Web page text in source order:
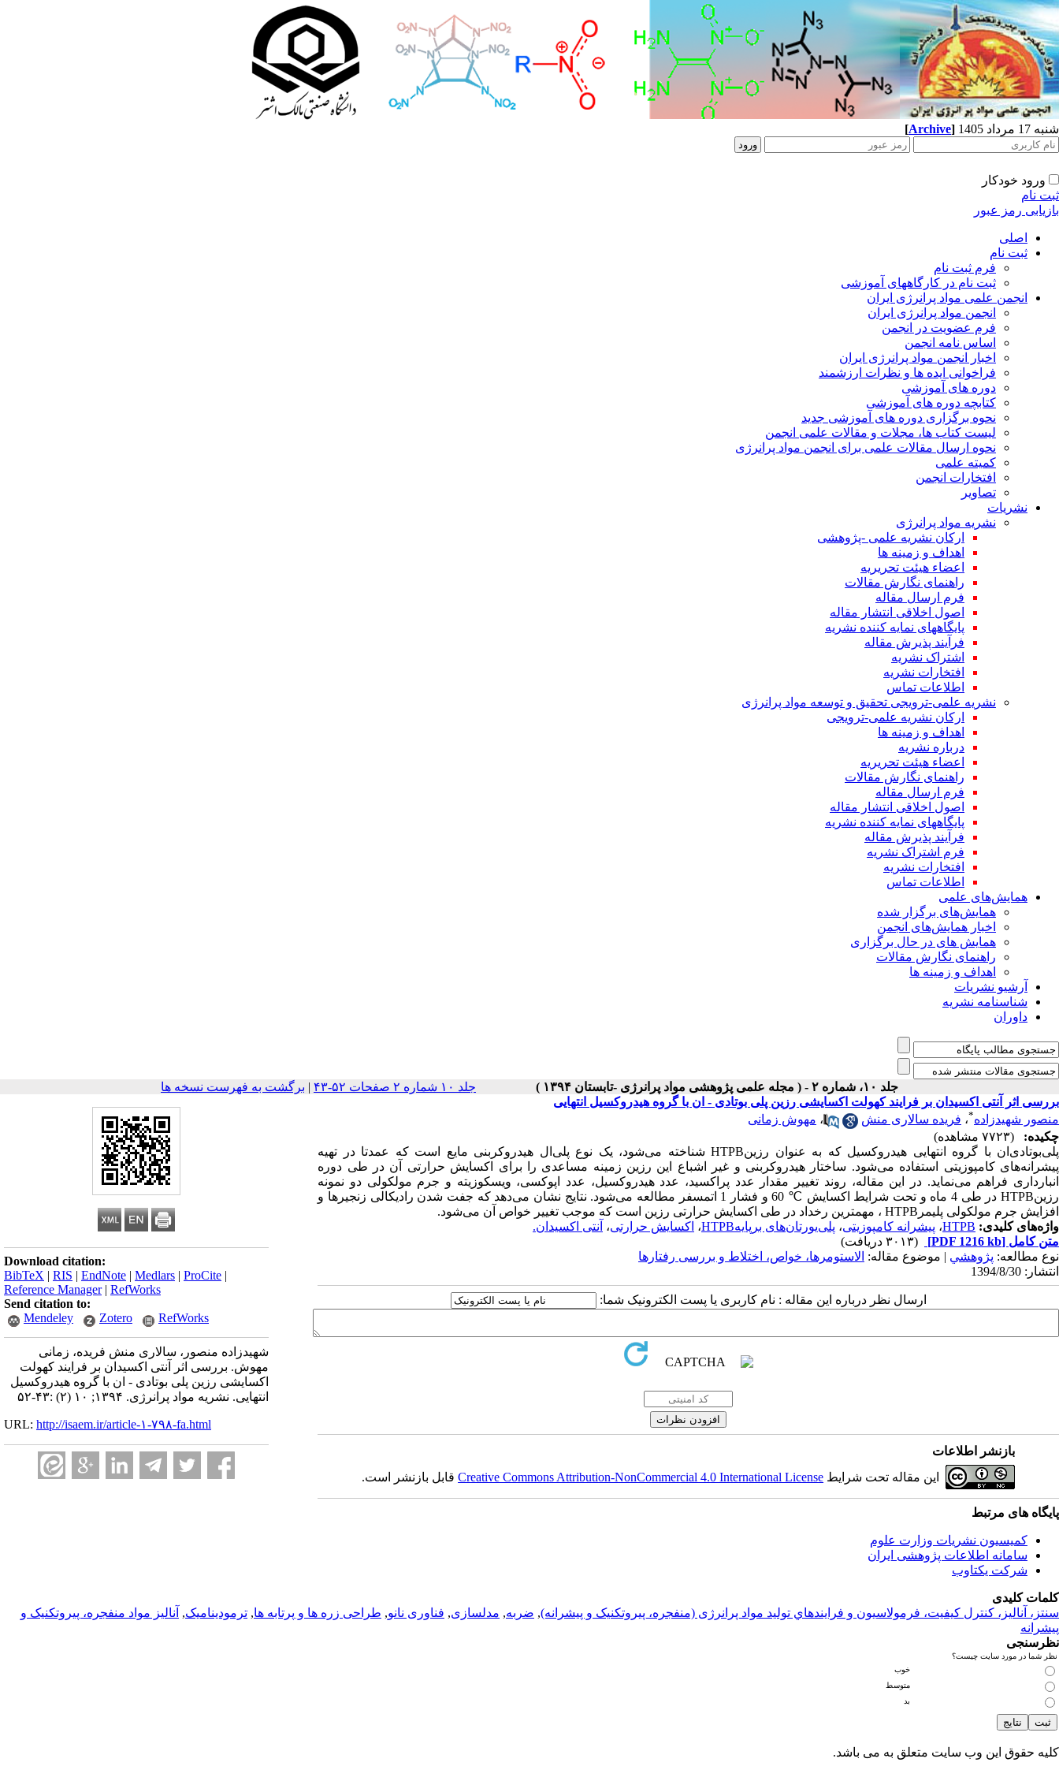
شنبه 17 مرداد 1405 [Archive]
ورود خودکار
ثبت نام
بازیابی رمز عبور
اصلی
ثبت نام
فرم ثبت نام
ثبت نام در کارگاههای آموزشی
انجمن علمی مواد پرانرژی ایران
انجمن مواد پرانرژی ایران
فرم عضویت در انجمن
اساس نامه انجمن
اخبار انجمن مواد پرانرژی ایران
فراخوانی ایده ها و نظرات ارزشمند
دوره های آموزشی
کتابچه دوره های آموزشی
نحوه برگزاری دوره های آموزشی جدید
لیست کتاب ها، مجلات و مقالات علمی انجمن
نحوه ارسال مقالات علمی برای انجمن مواد پرانرژی
کمیته علمی
افتخارات انجمن
تصاویر
نشریات
نشریه مواد پرانرژی
ارکان نشریه علمی -پژوهشی
اهداف و زمینه ها
اعضاء هیئت تحریریه
راهنمای نگارش مقالات
فرم ارسال مقاله
اصول اخلاقی انتشار مقاله
پایگاههای نمایه کننده نشریه
فرآیند پذیرش مقاله
اشتراک نشریه
افتخارات نشریه
اطلاعات تماس
نشریه علمی-ترویجی تحقیق و توسعه مواد پرانرژی
ارکان نشریه علمی-ترویجی
اهداف و زمینه ها
درباره نشریه
اعضاء هیئت تحریریه
راهنمای نگارش مقالات
فرم ارسال مقاله
اصول اخلاقی انتشار مقاله
پایگاههای نمایه کننده نشریه
فرآیند پذیرش مقاله
فرم اشتراک نشریه
افتخارات نشریه
اطلاعات تماس
همایش‌های علمی
همایش‌های برگزار شده
اخبار همایش‌های انجمن
همایش های در حال برگزاری
راهنمای نگارش مقالات
اهداف و زمینه ها
آرشیو نشریات
شناسنامه نشریه
داوران
جلد ۱۰، شماره ۲ - ( مجله علمی پژوهشی مواد پرانرژی -تابستان ۱۳۹۴ ) جلد ۱۰ شماره ۲ صفحات ۵۲-۴۳ | برگشت به فهرست نسخه ها
Download citation:
BibTeX | RIS | EndNote | Medlars | ProCite |
Reference Manager| RefWorks
Send citation to:
Mendeley
Zotero RefWorks
شهیدزاده منصور، سالاری منش فریده، زمانی
مهوش. بررسی اثر آنتی اکسیدان بر فرایند کهولت
اکسایشی رزین پلی بوتادی - ان با گروه هیدروکسیل
انتهایی. نشریه مواد پرانرژی. ۱۳۹۴; ۱۰ (۲) :۴۳-۵۲
URL: http://isaem.ir/article-۱-۷۹۸-fa.html
بررسی اثر آنتی اکسیدان بر فرایند کهولت اکسایشی رزین پلی بوتادی - ان با گروه هیدروکسیل انتهایی
منصور شهیدزاده*، فریده سالاری منش ، مهوش زمانی
چکیده:
(۷۷۲۳ مشاهده)
پلی‌بوتادی‌ان با گروه انتهایی هیدروکسیل که به عنوان رزینHTPB شناخته می‌شود، یک نوع پلی‌ال هیدروکربنی مایع است که عمدتا در تهیه
پیشرانه‌های کامپوزیتی استفاده می‌شود. ساختار هیدروکربنی و غیر اشباع این رزین زمینه مساعدی را برای اکسایش حرارتی آن در طی دوره
انبارداری فراهم می‌نماید. در این مقاله، روند تغییر مقدار عدد پراکسید، عدد هیدروکسیل، عدد اپوکسی، ویسکوزیته و جرم مولکولی دو نمونه
رزینHTPB در طی 4 ماه و تحت شرایط اکسایش ℃ 60 و فشار 1 اتمسفر مطالعه می‌شود. نتایج نشان می‌دهد که جفت شدن رادیکالی زنجیرها و
افزایش جرم مولکولی پلیمرHTPB ، مهمترین رخداد در طی اکسایش حرارتی رزین است که موجب تغییر خواص آن می‌شود.
واژه‌های کلیدی: HTPB، پیشرانه کامپوزیتی، پلی‌یورتان‌های برپایهHTPB ، اکسایش حرارتی، آنتی اکسیدان.
متن کامل [PDF 1216 kb]
(۳۰۱۳ دریافت)
نوع مطالعه: پژوهشي | موضوع مقاله: الاستومرها، خواص، اختلاط و بررسی رفتارها
انتشار: 1394/8/30
ارسال نظر درباره این مقاله : نام کاربری یا پست الکترونیک شما:
بازنشر اطلاعات
این مقاله تحت شرایط Creative Commons Attribution-NonCommercial 4.0 International Licenseقابل بازنشر است.
پایگاه های مرتبط
کمیسیون نشریات وزارت علوم
سامانه اطلاعات پژوهشی ایران
شرکت یکتاوب
کلمات کلیدی
سنتز، آناليز، کنترل کيفيت، فرمولاسيون و فرايندهاي توليد مواد پرانرژی (منفجره، پيروتکنيک و پيشرانه), ضربه, مدلسازی, فناوری نانو, طراحی زره ها و پرتابه ها, ترمودینامیک, آناليز مواد منفجره، پیروتکنیک و
پیشرانه
نظرسنجی
نظر شما در مورد سایت چیست؟
خوب
متوسط
بد
کلیه حقوق این وب سایت متعلق به می باشد.